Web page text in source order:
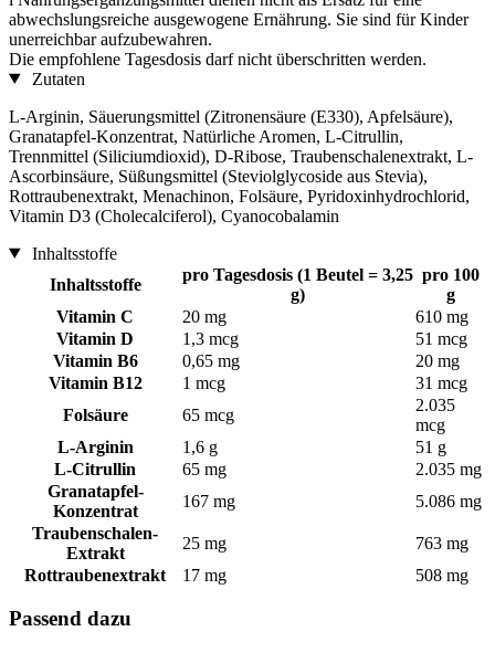
abwechslungsreiche ausgewogene Ernährung. Sie sind für Kinder
unerreichbar aufzubewahren.
Die empfohlene Tagesdosis darf nicht überschritten werden.
Zutaten
L-Arginin, Säuerungsmittel (Zitronensäure (E330), Apfelsäure),
Granatapfel-Konzentrat, Natürliche Aromen, L-Citrullin,
Trennmittel (Siliciumdioxid), D-Ribose, Traubenschalenextrakt, L-
Ascorbinsäure, Süßungsmittel (Steviolglycoside aus Stevia),
Rottraubenextrakt, Menachinon, Folsäure, Pyridoxinhydrochlorid,
Vitamin D3 (Cholecalciferol), Cyanocobalamin
Inhaltsstoffe
Inhaltsstoffe
pro Tagesdosis (1 Beutel = 3,25
g)
pro 100
g
Vitamin C
20 mg
610 mg
Vitamin D
1,3 mcg
51 mcg
Vitamin B6
0,65 mg
20 mg
Vitamin B12
1 mcg
31 mcg
Folsäure
65 mcg
2.035
mcg
L-Arginin
1,6 g
51 g
L-Citrullin
65 mg
2.035 mg
Granatapfel-
Konzentrat
167 mg
5.086 mg
Traubenschalen-
Extrakt
25 mg
763 mg
Rottraubenextrakt
17 mg 508 mg
Passend dazu